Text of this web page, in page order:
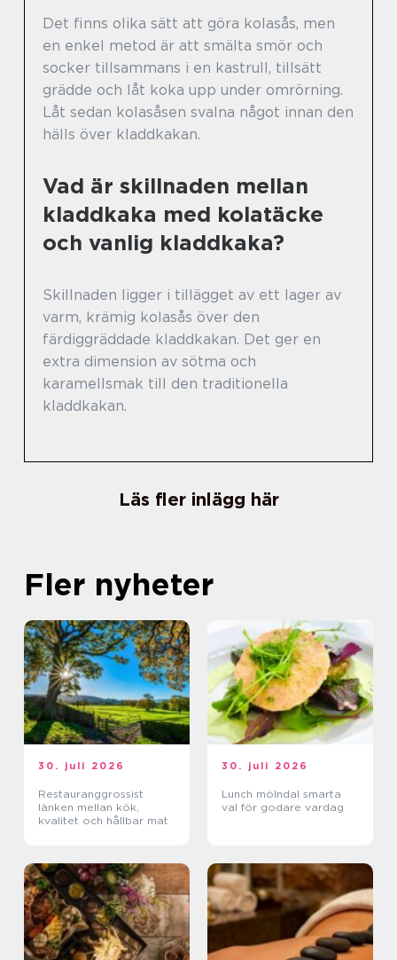
Det finns olika sätt att göra kolasås, men
en enkel metod är att smälta smör och
socker tillsammans i en kastrull, tillsätt
grädde och låt koka upp under omrörning.
Låt sedan kolasåsen svalna något innan den
hälls över kladdkakan.
Vad är skillnaden mellan
kladdkaka med kolatäcke
och vanlig kladdkaka?
Skillnaden ligger i tillägget av ett lager av
varm, krämig kolasås över den
färdiggräddade kladdkakan. Det ger en
extra dimension av sötma och
karamellsmak till den traditionella
kladdkakan.
Läs fler inlägg här
Fler nyheter
30. juli 2026
Restauranggrossist
länken mellan kök,
kvalitet och hållbar mat
30. juli 2026
Lunch mölndal smarta
val för godare vardag